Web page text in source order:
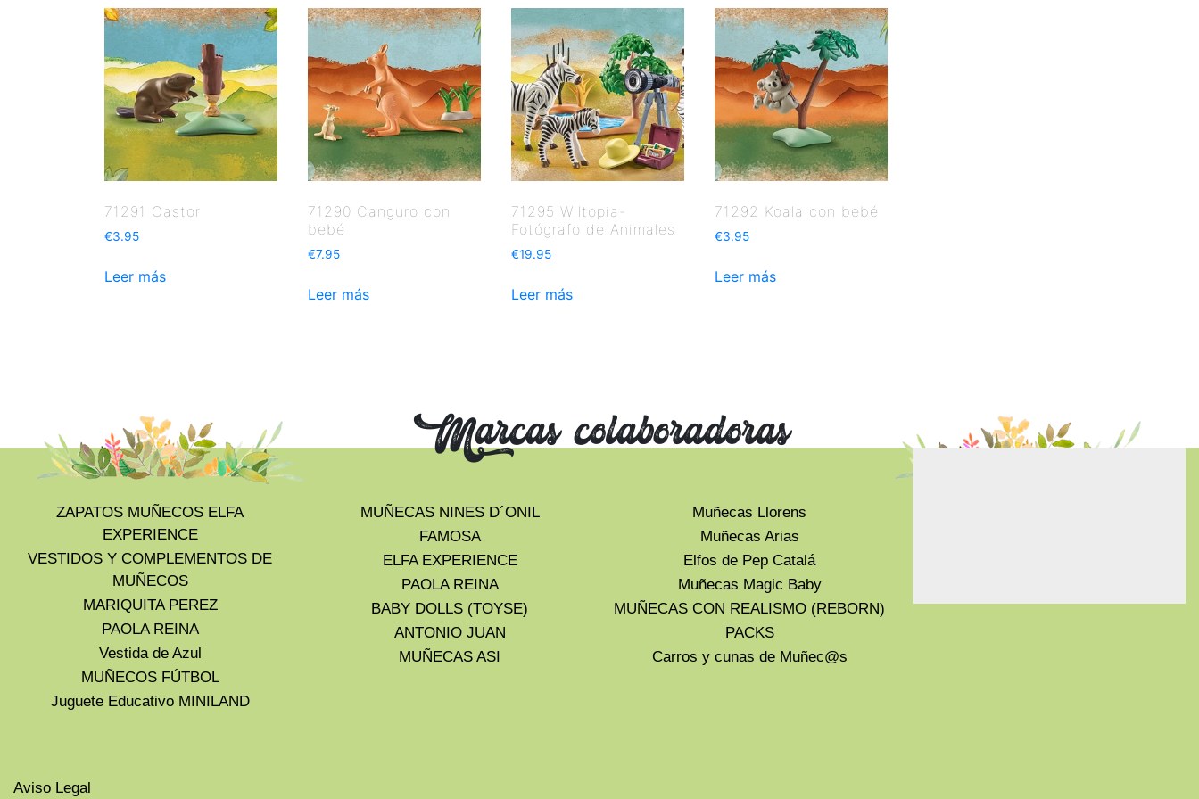
71291 Castor
€3.95
Leer más
71290 Canguro con
bebé
€7.95
Leer más
71295 Wiltopia-
Fotógrafo de Animales
€19.95
Leer más
71292 Koala con bebé
€3.95
Leer más
Marcas colaboradoras
ZAPATOS MUÑECOS ELFA
EXPERIENCE
VESTIDOS Y COMPLEMENTOS DE
MUÑECOS
MARIQUITA PEREZ
PAOLA REINA
Vestida de Azul
MUÑECOS FÚTBOL
Juguete Educativo MINILAND
Aviso Legal
MUÑECAS NINES D´ONIL
FAMOSA
ELFA EXPERIENCE
PAOLA REINA
BABY DOLLS (TOYSE)
ANTONIO JUAN
MUÑECAS ASI
Muñecas Llorens
Muñecas Arias
Elfos de Pep Catalá
Muñecas Magic Baby
MUÑECAS CON REALISMO (REBORN)
PACKS
Carros y cunas de Muñec@s